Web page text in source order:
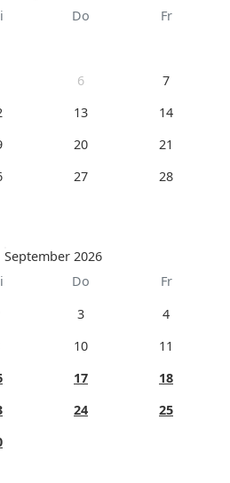
Do Fr
6 7
13 14
20 21
27 28
September 2026
Do Fr
3 4
10 11
17 18
24 25